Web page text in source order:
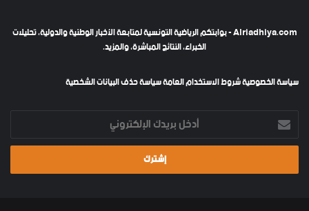
Alriadhiya.com - بوابتكم الرياضية التونسية لمتابعة الأخبار الوطنية والدولية، تحليلات
الخبراء، النتائج المباشرة، والمزيد.
سياسة الخصوصيةشروط الاستخدام العامةسياسة حذف البيانات الشخصية
أدخل
بريدك
الإلكتروني